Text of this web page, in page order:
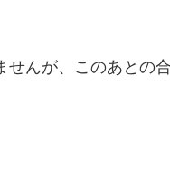
んが、このあとの